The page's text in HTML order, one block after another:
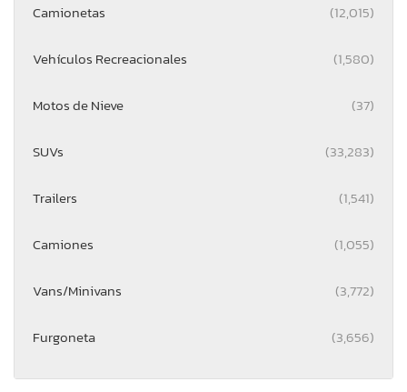
Camionetas (12,015)
Vehículos Recreacionales (1,580)
Motos de Nieve (37)
SUVs (33,283)
Trailers (1,541)
Camiones (1,055)
Vans/Minivans (3,772)
Furgoneta (3,656)